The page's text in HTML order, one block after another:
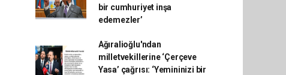
bir cumhuriyet inşa
edemezler’
Ağıralioğlu'ndan
milletvekillerine ‘Çerçeve
Yasa’ çağrısı: ‘Yemininizi bir